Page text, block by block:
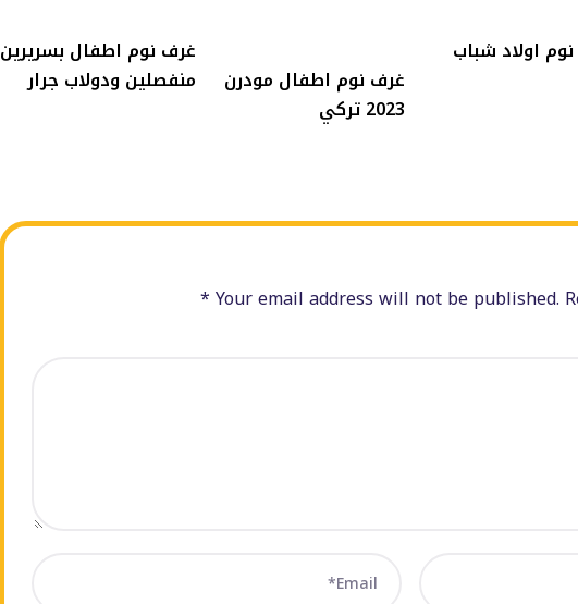
اولاد شباب
غرف نوم اطفال مودرن
2023 تركي
غرف نوم اطفال بسريرين
منفصلين ودولاب جرار
Your email address will not be published.